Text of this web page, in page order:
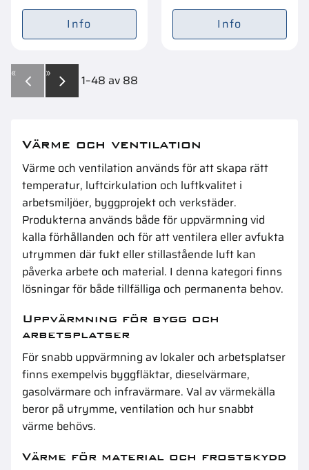
Info Info
1–48 av 88
« »
Värme och ventilation
Värme och ventilation används för att skapa rätt
temperatur, luftcirkulation och luftkvalitet i
arbetsmiljöer, byggprojekt och verkstäder.
Produkterna används både för uppvärmning vid
kalla förhållanden och för att ventilera eller avfukta
utrymmen där fukt eller stillastående luft kan
påverka arbete och material. I denna kategori finns
lösningar för både tillfälliga och permanenta behov.
Uppvärmning för bygg och
arbetsplatser
För snabb uppvärmning av lokaler och arbetsplatser
finns exempelvis byggfläktar, dieselvärmare,
gasolvärmare och infravärmare. Val av värmekälla
beror på utrymme, ventilation och hur snabbt
värme behövs.
Värme för material och frostskydd